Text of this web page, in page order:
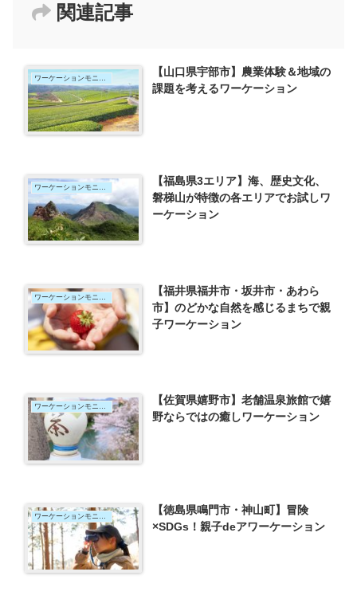
関連記事
【山口県宇部市】農業体験＆地域の
課題を考えるワーケーション
ワーケーションモニター
【福島県3エリア】海、歴史文化、
磐梯山が特徴の各エリアでお試しワ
ーケーション
【福井県福井市・坂井市・あわら
市】のどかな自然を感じるまちで親
子ワーケーション
ワーケーションモニター
【佐賀県嬉野市】老舗温泉旅館で嬉
野ならではの癒しワーケーション
ワーケーションモニター
【徳島県鳴門市・神山町】冒険
×SDGs！親子deアワーケーション